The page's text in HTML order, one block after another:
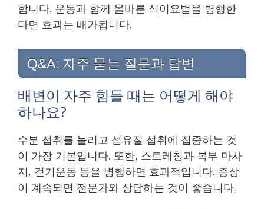
합니다. 운동과 함께 올바른 식이요법을 병행한
다면 효과는 배가됩니다.
Q&A: 자주 묻는 질문과 답변
배변이 자주 힘들 때는 어떻게 해야
하나요?
수분 섭취를 늘리고 섬유질 섭취에 집중하는 것
이 가장 기본입니다. 또한, 스트레칭과 복부 마사
지, 걷기운동 등을 병행하면 효과적입니다. 증상
이 계속되면 전문가와 상담하는 것이 좋습니다.